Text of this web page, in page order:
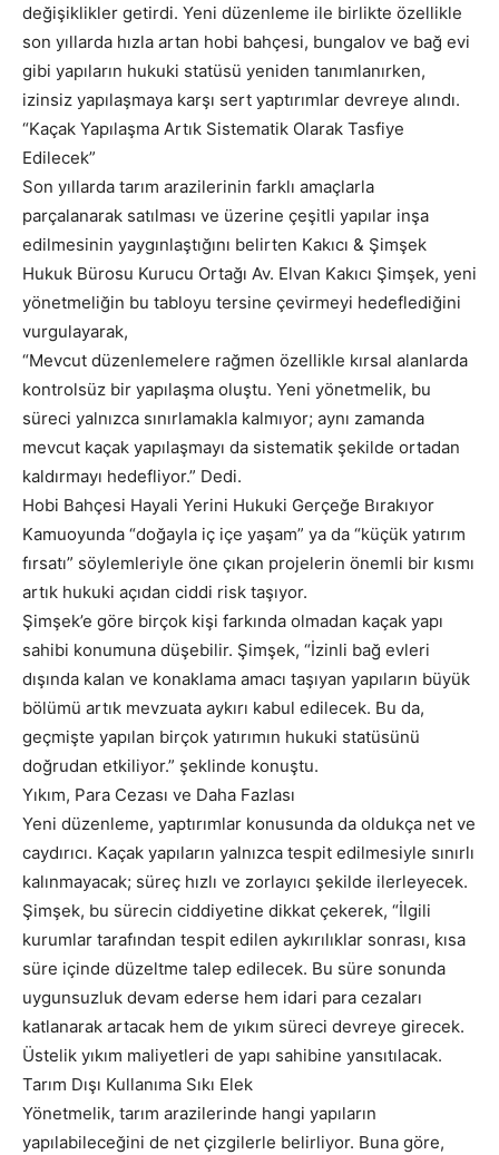
değişiklikler getirdi. Yeni düzenleme ile birlikte özellikle
son yıllarda hızla artan hobi bahçesi, bungalov ve bağ evi
gibi yapıların hukuki statüsü yeniden tanımlanırken,
izinsiz yapılaşmaya karşı sert yaptırımlar devreye alındı.
“Kaçak Yapılaşma Artık Sistematik Olarak Tasfiye
Edilecek”
Son yıllarda tarım arazilerinin farklı amaçlarla
parçalanarak satılması ve üzerine çeşitli yapılar inşa
edilmesinin yaygınlaştığını belirten Kakıcı & Şimşek
Hukuk Bürosu Kurucu Ortağı Av. Elvan Kakıcı Şimşek, yeni
yönetmeliğin bu tabloyu tersine çevirmeyi hedeflediğini
vurgulayarak,
“Mevcut düzenlemelere rağmen özellikle kırsal alanlarda
kontrolsüz bir yapılaşma oluştu. Yeni yönetmelik, bu
süreci yalnızca sınırlamakla kalmıyor; aynı zamanda
mevcut kaçak yapılaşmayı da sistematik şekilde ortadan
kaldırmayı hedefliyor.” Dedi.
Hobi Bahçesi Hayali Yerini Hukuki Gerçeğe Bırakıyor
Kamuoyunda “doğayla iç içe yaşam” ya da “küçük yatırım
fırsatı” söylemleriyle öne çıkan projelerin önemli bir kısmı
artık hukuki açıdan ciddi risk taşıyor.
Şimşek’e göre birçok kişi farkında olmadan kaçak yapı
sahibi konumuna düşebilir. Şimşek, “İzinli bağ evleri
dışında kalan ve konaklama amacı taşıyan yapıların büyük
bölümü artık mevzuata aykırı kabul edilecek. Bu da,
geçmişte yapılan birçok yatırımın hukuki statüsünü
doğrudan etkiliyor.” şeklinde konuştu.
Yıkım, Para Cezası ve Daha Fazlası
Yeni düzenleme, yaptırımlar konusunda da oldukça net ve
caydırıcı. Kaçak yapıların yalnızca tespit edilmesiyle sınırlı
kalınmayacak; süreç hızlı ve zorlayıcı şekilde ilerleyecek.
Şimşek, bu sürecin ciddiyetine dikkat çekerek, “İlgili
kurumlar tarafından tespit edilen aykırılıklar sonrası, kısa
süre içinde düzeltme talep edilecek. Bu süre sonunda
uygunsuzluk devam ederse hem idari para cezaları
katlanarak artacak hem de yıkım süreci devreye girecek.
Üstelik yıkım maliyetleri de yapı sahibine yansıtılacak.
Tarım Dışı Kullanıma Sıkı Elek
Yönetmelik, tarım arazilerinde hangi yapıların
yapılabileceğini de net çizgilerle belirliyor. Buna göre,